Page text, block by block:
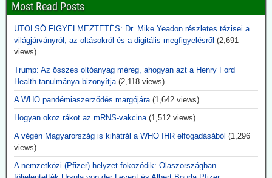
növelte részesedését a Curevac és Biontech oltóanyaggyártó
cégekben.
2026.06.14. uncutnews.ch: Tulsi Gabbard, USA
Nemzeti Titkosszolgálat (ODNI) igazgató: 40
titkos virológia laboratórium Ukrajnában
Az Egyesült Államok világszerte több mint 120 laboratóriumot
támogatott több mint 30 országban – köztük több mint 40
intézményt Ukrajnában. A nyilvánosságra hozott dokumentumokból
az is kiderül, hogy ezek a laboratóriumok rendkívül veszélyes
kórokozókkal dolgoztak, és az Egyesült Államok biológiai
biztonsági feltételek mellett végzett tevékenységekre képezte ki az
ukrán tudósokat.
Aki eddig ezt szóba hozta, megkapta jelzőjét: Alusipkás
Most Read Posts
UTOLSÓ FIGYELMEZTETÉS: Dr. Mike Yeadon részletes tézisei a
világjárványról, az oltásokról és a digitális megfigyelésről (2,691
views)
Trump: Az összes oltóanyag méreg, ahogyan azt a Henry Ford
Health tanulmánya bizonyítja (2,118 views)
A WHO pandémiaszerződés margójára (1,642 views)
Hogyan okoz rákot az mRNS-vakcina (1,512 views)
A végén Magyarország is kihátrál a WHO IHR elfogadásából (1,296
views)
A nemzetközi (Pfizer) helyzet fokozódik: Olaszországban